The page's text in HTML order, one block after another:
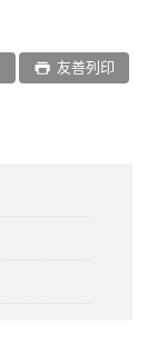
友善列印